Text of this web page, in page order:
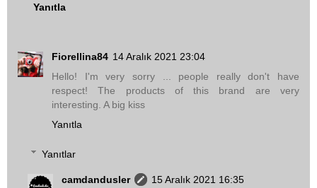
Yanıtla
Fiorellina84 14 Aralık 2021 23:04
Hello! I'm very sorry ... people really don't have
respect! The products of this brand are very
interesting. A big kiss
Yanıtla
Yanıtlar
camdandusler
15 Aralık 2021 16:35